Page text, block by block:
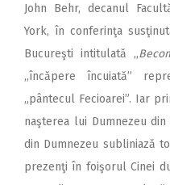
John Behr, decanul
York, în conferinţa
Bucureşti intitulată ,,
,,încăpere încuiată”
„pântecul Fecioarei”. Iar
naşterea lui Dumnezeu
din Dumnezeu subliniază
prezenţi în foişorul Cinei